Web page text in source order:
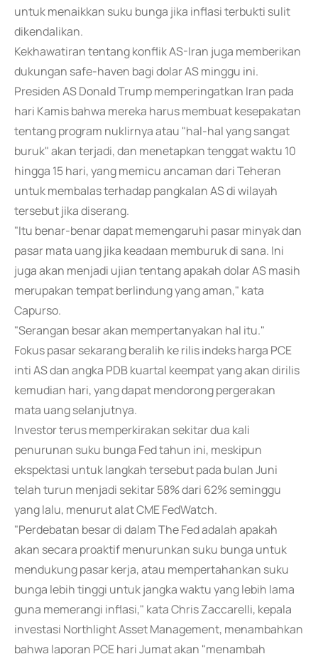
untuk menaikkan suku bunga jika inflasi terbukti sulit
dikendalikan.
Kekhawatiran tentang konflik AS-Iran juga memberikan
dukungan safe-haven bagi dolar AS minggu ini.
Presiden AS Donald Trump memperingatkan Iran pada
hari Kamis bahwa mereka harus membuat kesepakatan
tentang program nuklirnya atau "hal-hal yang sangat
buruk" akan terjadi, dan menetapkan tenggat waktu 10
hingga 15 hari, yang memicu ancaman dari Teheran
untuk membalas terhadap pangkalan AS di wilayah
tersebut jika diserang.
"Itu benar-benar dapat memengaruhi pasar minyak dan
pasar mata uang jika keadaan memburuk di sana. Ini
juga akan menjadi ujian tentang apakah dolar AS masih
merupakan tempat berlindung yang aman," kata
Capurso.
"Serangan besar akan mempertanyakan hal itu."
Fokus pasar sekarang beralih ke rilis indeks harga PCE
inti AS dan angka PDB kuartal keempat yang akan dirilis
kemudian hari, yang dapat mendorong pergerakan
mata uang selanjutnya.
Investor terus memperkirakan sekitar dua kali
penurunan suku bunga Fed tahun ini, meskipun
ekspektasi untuk langkah tersebut pada bulan Juni
telah turun menjadi sekitar 58% dari 62% seminggu
yang lalu, menurut alat CME FedWatch.
"Perdebatan besar di dalam The Fed adalah apakah
akan secara proaktif menurunkan suku bunga untuk
mendukung pasar kerja, atau mempertahankan suku
bunga lebih tinggi untuk jangka waktu yang lebih lama
guna memerangi inflasi," kata Chris Zaccarelli, kepala
investasi Northlight Asset Management, menambahkan
bahwa laporan PCE hari Jumat akan "menambah